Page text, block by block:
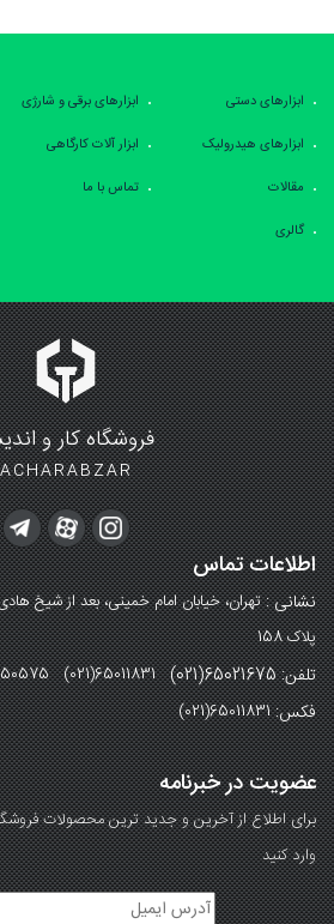
ابزارهای دستی ابزارهای برقی و شارژی
ابزارهای هیدرولیک
ابزار آلات کارگاهی
مقالات
تماس با ما
گالری
فروشگاه کار و
ACHARABZAR
اطلاعات تماس
نشانی :تهران، خیابان امام خمینی، بعد از شیخ
پلاک 158
تلفن: 65021675(021) (021)65011831
فکس:(021)65011831
عضویت در خبرنامه
برای اطلاع از آخرین و جدید ترین محصولات
وارد کنید